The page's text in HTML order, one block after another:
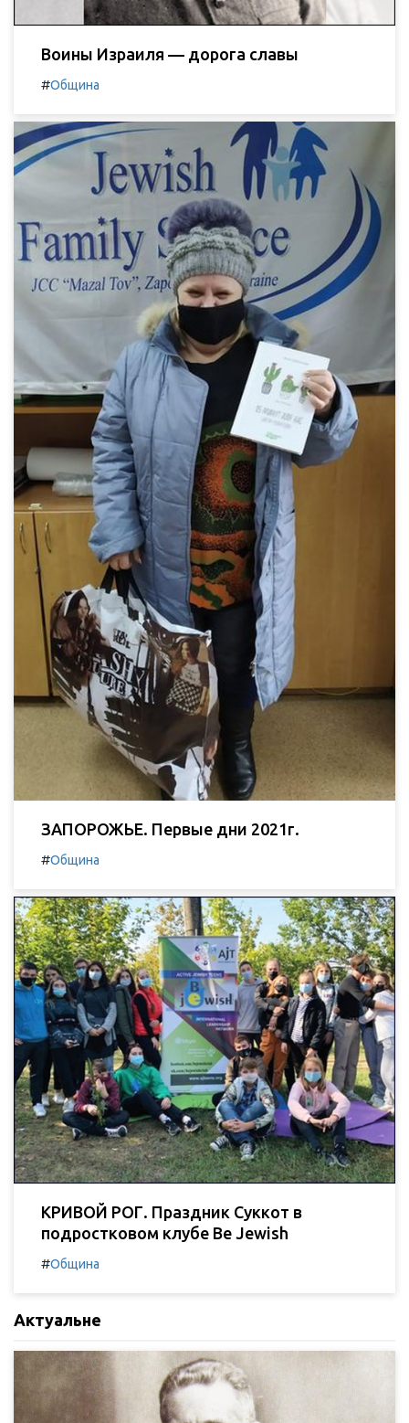
Воины Израиля — дорога славы
#Община
ЗАПОРОЖЬЕ. Первые дни 2021г.
#Община
КРИВОЙ РОГ. Праздник Суккот в
подростковом клубе Be Jewish
#Община
Актуальне